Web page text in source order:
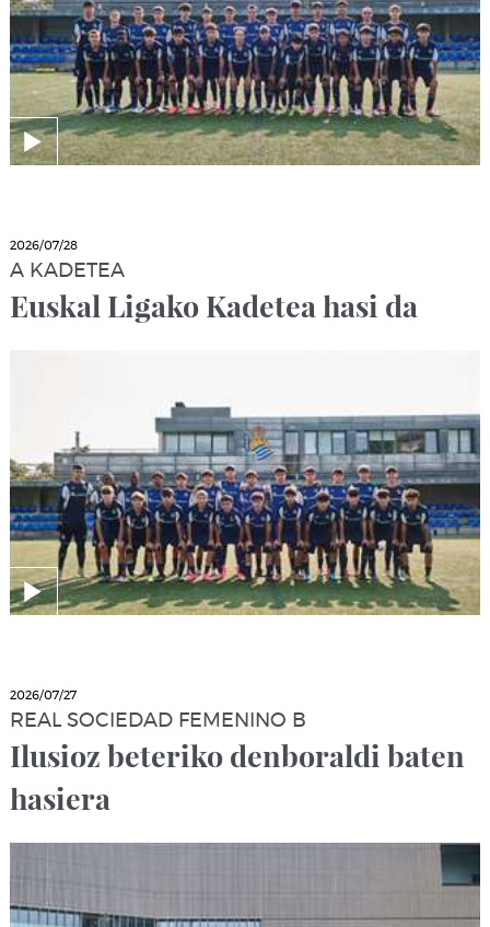
2026/07/28
A KADETEA
Euskal Ligako Kadetea hasi da
2026/07/27
REAL SOCIEDAD FEMENINO B
Ilusioz beteriko denboraldi baten
hasiera